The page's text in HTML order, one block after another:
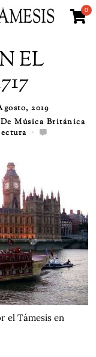
0
EL
2019
Música Británica
el Támesis en